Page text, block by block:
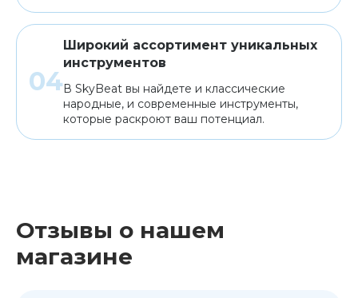
Широкий ассортимент уникальных
инструментов
В SkyBeat вы найдете и классические
народные, и современные инструменты,
которые раскроют ваш потенциал.
Отзывы о нашем
магазине